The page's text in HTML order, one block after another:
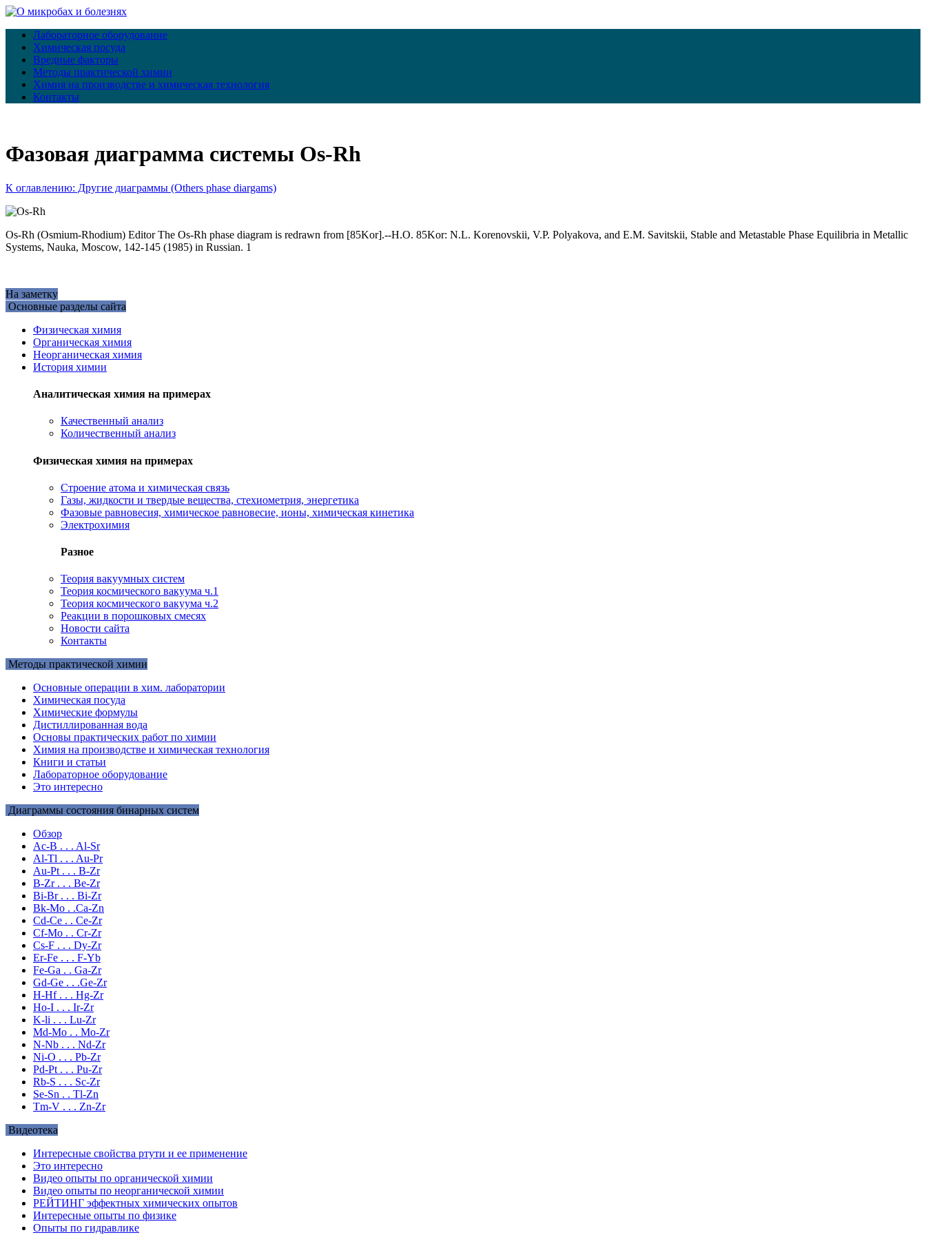
Лабораторное оборудование
Химическая посуда
Вредные факторы
Методы практической химии
Химия на производстве и химическая технология
Контакты
Фазовая диаграмма системы Os-Rh
К оглавлению: Другие диаграммы (Others phase diargams)
Os-Rh (Osmium-Rhodium) Editor The Os-Rh phase diagram is redrawn from [85Kor].--H.O. 85Kor: N.L. Korenovskii, V.P. Polyakova, and E.M. Savitskii, Stable and Metastable Phase Equilibria in Metallic
Systems, Nauka, Moscow, 142-145 (1985) in Russian. 1
На заметку
Основные разделы сайта
Физическая химия
Органическая химия
Неорганическая химия
История химии
Аналитическая химия на примерах
Качественный анализ
Количественный анализ
Физическая химия на примерах
Cтроение атома и химическая связь
Газы, жидкости и твердые вещества, стехиометрия, энергетика
Фазовые равновесия, химическое равновесие, ионы, химическая кинетика
Электрохимия
Разное
Теория вакуумных систем
Теория космического вакуума ч.1
Теория космического вакуума ч.2
Реакции в порошковых смесях
Новости сайта
Контакты
Методы практической химии
Основные операции в хим. лаборатории
Химическая посуда
Химические формулы
Дистиллированная вода
Основы практических работ по химии
Химия на производстве и химическая технология
Книги и статьи
Лабораторное оборудование
Это интересно
Диаграммы состояния бинарных систем
Обзор
Ac-B . . . Al-Sr
Al-Tl . . . Au-Pr
Au-Pt . . . B-Zr
B-Zr . . . Be-Zr
Bi-Br . . . Bi-Zr
Bk-Mo . .Ca-Zn
Cd-Ce . . Ce-Zr
Cf-Mo . . Cr-Zr
Cs-F . . . Dy-Zr
Er-Fe . . . F-Yb
Fe-Ga . . Ga-Zr
Gd-Ge . . .Ge-Zr
H-Hf . . . Hg-Zr
Ho-I . . . Ir-Zr
K-li . . . Lu-Zr
Md-Mo . . Mo-Zr
N-Nb . . . Nd-Zr
Ni-O . . . Pb-Zr
Pd-Pt . . . Pu-Zr
Rb-S . . . Sc-Zr
Se-Sn . . Tl-Zn
Tm-V . . . Zn-Zr
Видеотека
Интересные свойства ртути и ее применение
Это интересно
Видео опыты по органической химии
Видео опыты по неорганической химии
РЕЙТИНГ эффектных химических опытов
Интересные опыты по физике
Опыты по гидравлике